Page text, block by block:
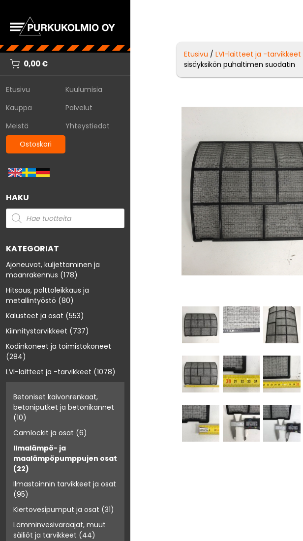
0,00€
Etusivu
Kuulumisia
Kauppa
Palvelut
Meistä
Yhteystiedot
Ostoskori
HAKU
KATEGORIAT
Ajoneuvot, kuljettaminen ja
maanrakennus (178)
Hitsaus, polttoleikkaus ja
metallintyöstö (80)
Kalusteet ja osat (553)
Kiinnitystarvikkeet (737)
Kodinkoneet ja toimistokoneet
(284)
LVI-laitteet ja -tarvikkeet (1078)
Betoniset kaivonrenkaat,
betoniputket ja betonikannet
(10)
Camlockit ja osat (6)
Ilmalämpö- ja
maalämpöpumppujen osat
(22)
Ilmastoinnin tarvikkeet ja osat
(95)
Kiertovesipumput ja osat (31)
Lämminvesivaraajat, muut
säiliöt ja tarvikkeet (44)
Etusivu /LVI-laitteet ja -tarvikkeet
sisäyksikön puhaltimen suodatin